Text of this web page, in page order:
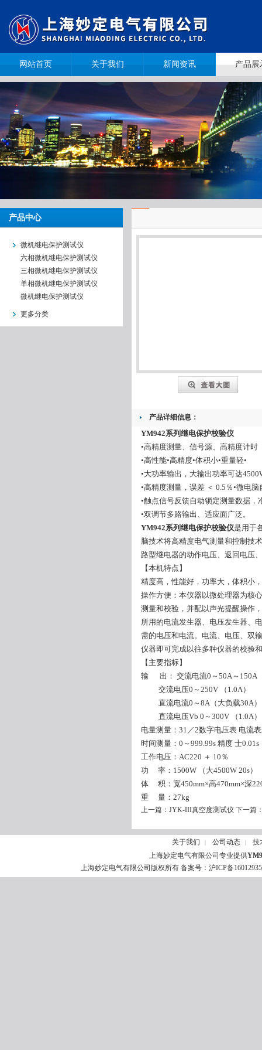
网站首页 关于我们 新闻资讯 产品展
产品中心
微机继电保护测试仪
六相微机继电保护测试仪
三相微机继电保护测试仪
单相微机继电保护测试仪
微机继电保护测试仪
更多分类
产品详细信息：
YM942系列继电保护校验仪
•高精度测量、信号源、高精度计时
•高性能•高精度•体积小•重量轻•
•大功率输出，大输出功率可达
•高精度测量，误差 ＜ 0.5％•微电
•触点信号反馈自动锁定测量数据，
•双调节多路输出、适应面广泛。
YM942系列继电保护校验仪是用于
脑技术将高精度电气测量和控制技
路型继电器的动作电压、返回电压
【本机特点】
精度高，性能好，功率大，体积小
操作方便：本仪器以微处理器为核
测量和校验，并配以声光提醒操作
所用的电流发生器、电压发生器、
需的电压和电流。电流、电压、双
仪器即可完成以往多种仪器的校验
【主要指标】
输 出： 交流电流0～50A～150A
交流电压0～250V （1.0A）
直流电流0～8A（大负载30A
直流电压Vb 0～300V （1.0A）
电量测量：31／2数字电压表 电流
时间测量：0～999.99s 精度 士0.01s
工作电压：AC220 ＋ 10％
功 率：1500W （大4500W 20s）
体 积：宽450mm×高470mm×深
重 量：27kg
上一篇： JYK-III真空度测试仪 下一篇
关于我们 | 公司动态 |
技
上海妙定电气有限公司专业提供
上海妙定电气有限公司版权所有 备案号： 沪ICP备